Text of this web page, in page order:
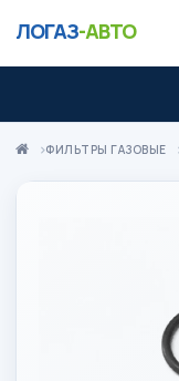
ЛОГАЗ-АВТО
ФИЛЬТРЫ ГАЗОВЫЕ